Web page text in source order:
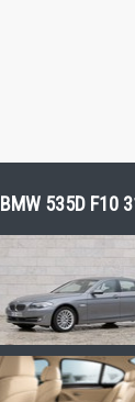
BMW 535D F10